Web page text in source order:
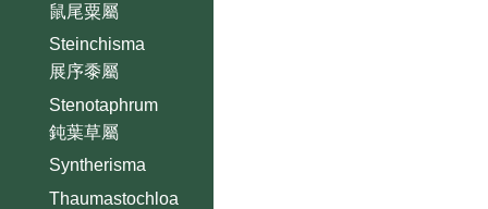
鼠尾粟屬
Steinchisma
展序黍屬
Stenotaphrum
鈍葉草屬
Syntherisma
Thaumastochloa